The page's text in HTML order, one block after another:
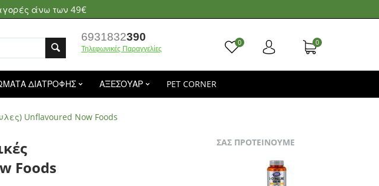
άνω των 49€
6931832390
Τηλεφωνικές Παραγγελίες
0 0
ΔΙΑΤΡΟΦΗΣ ΑΞΕΣΟΥΑΡ PET CORNER
Unflavoured Now Foods
Foods
ΣΑΣ ΠΡΟΤΕΙΝΟΥΜΕ